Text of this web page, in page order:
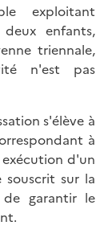
exploitant
enfants,
triennale,
n'est pas
s'élève à
à
d'un
souscrit sur la
garantir le